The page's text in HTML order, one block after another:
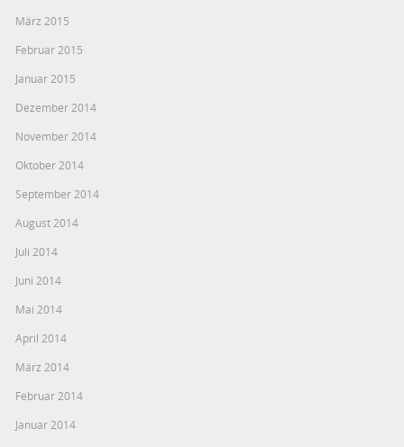
März 2015
Februar 2015
Januar 2015
Dezember 2014
November 2014
Oktober 2014
September 2014
August 2014
Juli 2014
Juni 2014
Mai 2014
April 2014
März 2014
Februar 2014
Januar 2014